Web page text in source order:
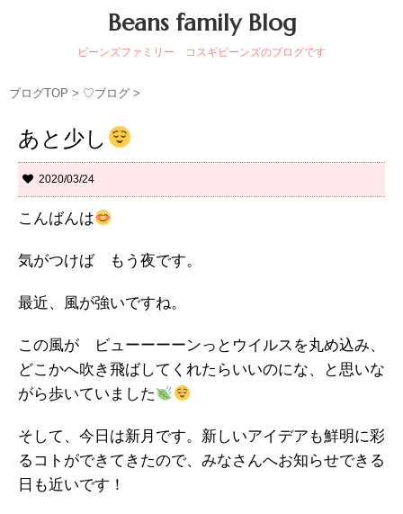
Beans family Blog
ビーンズファミリー コスギビーンズのブログです
ブログTOP > ♡ブログ >
あと少し
2020/03/24
こんばんは
気がつけば もう夜です。
最近、風が強いですね。
この風が ビューーーーンっとウイルスを丸め込み、
どこかへ吹き飛ばしてくれたらいいのにな、と思いな
がら歩いていました
そして、今日は新月です。新しいアイデアも鮮明に彩
るコトができてきたので、みなさんへお知らせできる
日も近いです！